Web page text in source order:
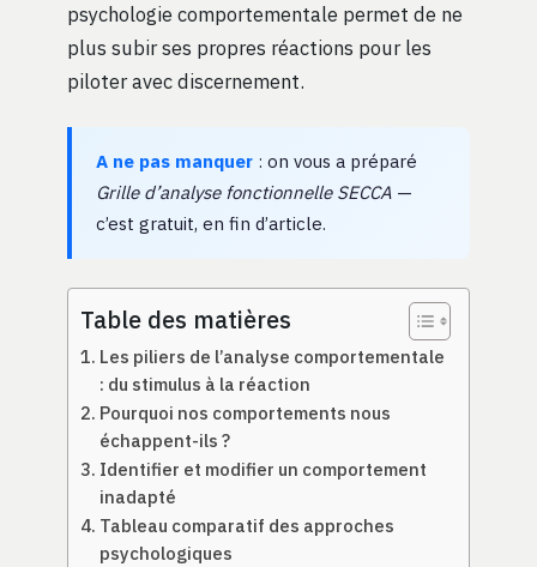
psychologie comportementale permet de ne
plus subir ses propres réactions pour les
piloter avec discernement.
A ne pas manquer : on vous a préparé
Grille d’analyse fonctionnelle SECCA —
c’est gratuit, en fin d’article.
Table des matières
Les piliers de l’analyse comportementale
: du stimulus à la réaction
Pourquoi nos comportements nous
échappent-ils ?
Identifier et modifier un comportement
inadapté
Tableau comparatif des approches
psychologiques